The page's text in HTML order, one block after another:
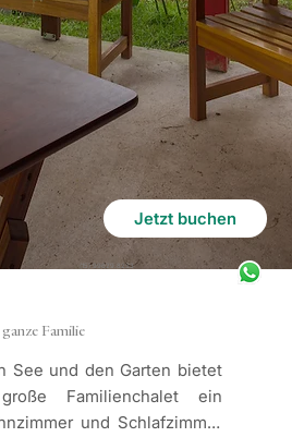
Jetzt buchen
(15) 99629.8233
Familie
See und den Garten bietet
Familienchalet ein
und Schlafzimmer